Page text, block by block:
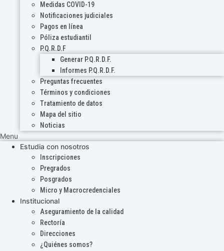
Medidas COVID-19
Notificaciones judiciales
Pagos en línea
Póliza estudiantil
P.Q.R.D.F
Generar P.Q.R.D.F.
Informes P.Q.R.D.F.
Preguntas frecuentes
Términos y condiciones
Tratamiento de datos
Mapa del sitio
Noticias
Menu
Estudia con nosotros
Inscripciones
Pregrados
Posgrados
Micro y Macrocredenciales
Institucional
Aseguramiento de la calidad
Rectoría
Direcciones
¿Quiénes somos?